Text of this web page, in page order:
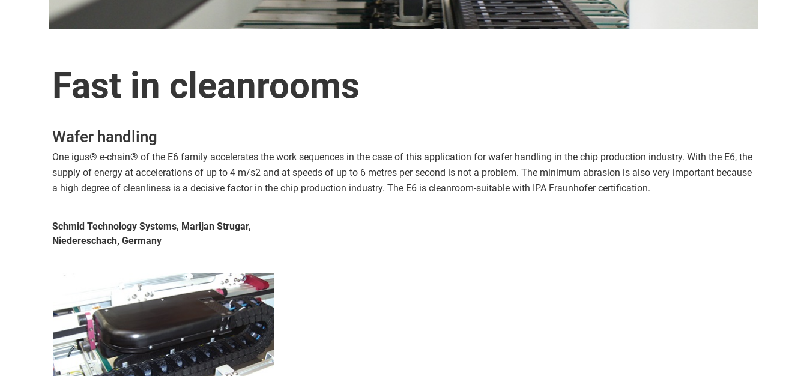
Fast in cleanrooms
Wafer handling
One igus® e-chain® of the E6 family accelerates the work sequences in the case of this application for wafer handling in the chip production industry. With the E6, the
supply of energy at accelerations of up to 4 m/s2 and at speeds of up to 6 metres per second is not a problem. The minimum abrasion is also very important because
a high degree of cleanliness is a decisive factor in the chip production industry. The E6 is cleanroom-suitable with IPA Fraunhofer certification.
Schmid Technology Systems, Marijan Strugar,
Niedereschach, Germany